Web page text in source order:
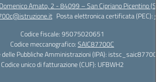
Amato, 2 - 84099 – San Cipriano Picentino (Sa)
Posta elettronica certificata (PEC):
Codice fiscale: 95075020651
Codice meccanografico:SAIC87700C
delle Pubbliche Amministrazioni (IPA): istsc_saic87700c
Codice unico di fatturazione (CUF): UFBWH2